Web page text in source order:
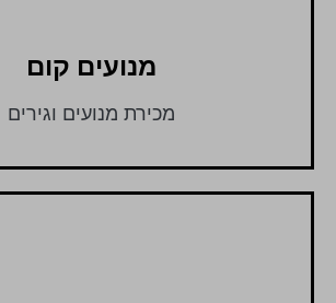
מנועים קום
מכירת מנועים וגירים